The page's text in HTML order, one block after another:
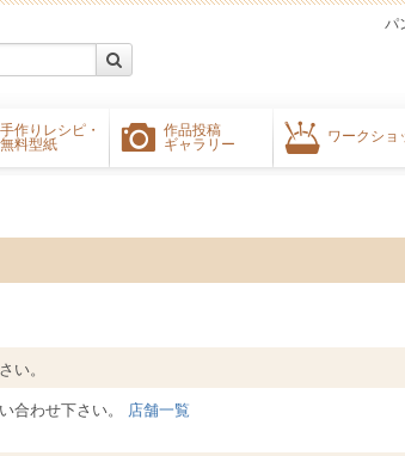
手作りレシピ・
無料型紙
作品投稿
ギャラリー
ワークショ
パ
い。
合わせ下さい。 店舗一覧